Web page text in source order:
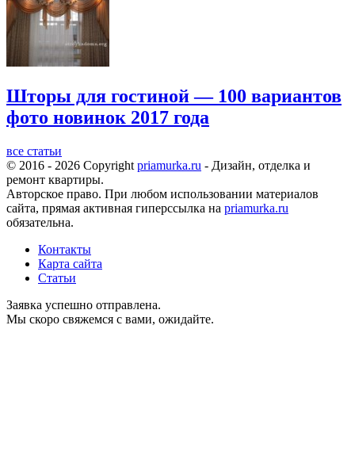
Шторы для гостиной — 100 вариантов
фото новинок 2017 года
все статьи
© 2016 - 2026 Copyright priamurka.ru - Дизайн, отделка и
ремонт квартиры.
Авторское право. При любом использовании материалов
сайта, прямая активная гиперссылка на priamurka.ru
обязательна.
Контакты
Карта сайта
Статьи
Заявка успешно отправлена.
Мы скоро свяжемся с вами, ожидайте.